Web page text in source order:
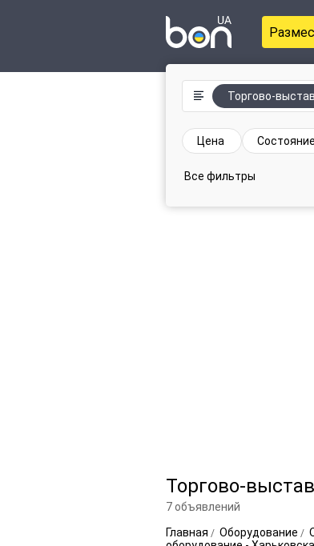
Торгово-
Цена Состояние
Все фильтры
Торгово-
7 объявлений
Главная
Оборудование